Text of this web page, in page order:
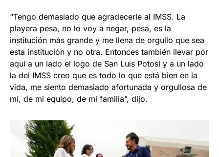
“Tengo demasiado que agradecerle al IMSS. La
playera pesa, no lo voy a negar, pesa, es la
institución más grande y me llena de orgullo que sea
esta institución y no otra. Entonces también llevar por
aquí a un lado el logo de San Luis Potosí y a un lado
la del IMSS creo que es todo lo que está bien en la
vida, me siento demasiado afortunada y orgullosa de
mí, de mi equipo, de mi familia”, dijo.